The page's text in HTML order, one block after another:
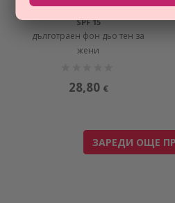
EVERLASTING YOUTH FLUID
SPF 15
дълготраен фон дьо тен за
жени
28,80 €
ЗАРЕДИ ОЩЕ